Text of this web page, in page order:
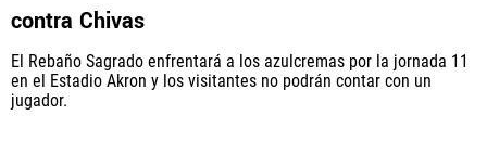
contra Chivas
El Rebaño Sagrado enfrentará a los azulcremas por la jornada 11
en el Estadio Akron y los visitantes no podrán contar con un
jugador.